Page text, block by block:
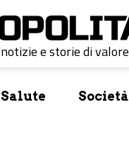
notizie e storie di valore
Salute Società